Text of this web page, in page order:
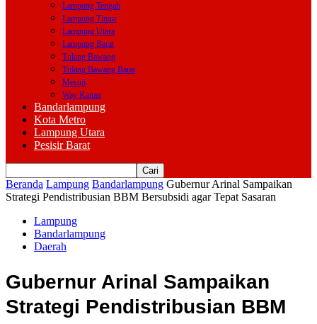
Lampung Tengah
Lampung Timur
Lampung Utara
Lampung Barat
Tulang Bawang
Tulang Bawang Barat
Mesuji
Way Kanan
Bandarlampung
Kota Metro
Lampung Utara
Pesisir Barat
Beranda Lampung Bandarlampung Gubernur Arinal Sampaikan
Strategi Pendistribusian BBM Bersubsidi agar Tepat Sasaran
Lampung
Bandarlampung
Daerah
Gubernur Arinal Sampaikan
Strategi Pendistribusian BBM